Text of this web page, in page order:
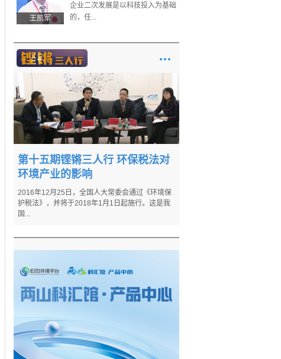
王凯军
企业二次发展是以科技投入为基础
的，任...
第十五期铿锵三人行 环保税法对
环境产业的影响
2016年12月25日，全国人大常委会通过《环境保
护税法》，并将于2018年1月1日起施行。这是我
国...